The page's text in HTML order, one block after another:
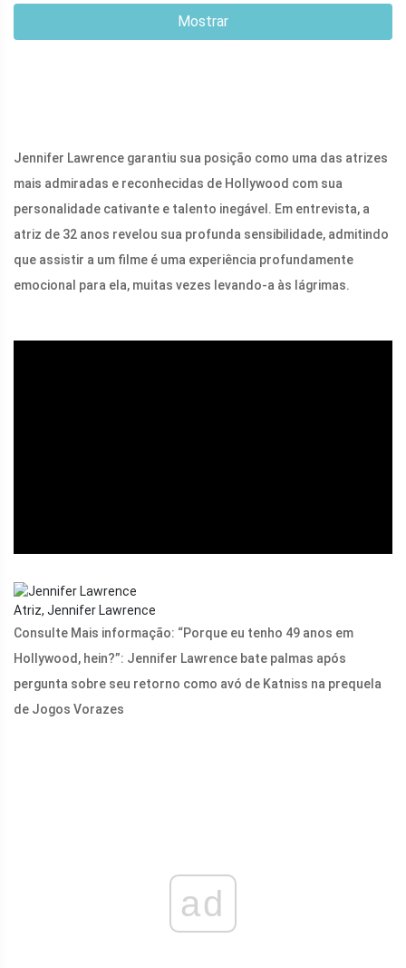
Mostrar
Jennifer Lawrence garantiu sua posição como uma das atrizes
mais admiradas e reconhecidas de Hollywood com sua
personalidade cativante e talento inegável. Em entrevista, a
atriz de 32 anos revelou sua profunda sensibilidade, admitindo
que assistir a um filme é uma experiência profundamente
emocional para ela, muitas vezes levando-a às lágrimas.
Atriz, Jennifer Lawrence
Consulte Mais informação: “Porque eu tenho 49 anos em
Hollywood, hein?”: Jennifer Lawrence bate palmas após
pergunta sobre seu retorno como avó de Katniss na prequela
de Jogos Vorazes
ad